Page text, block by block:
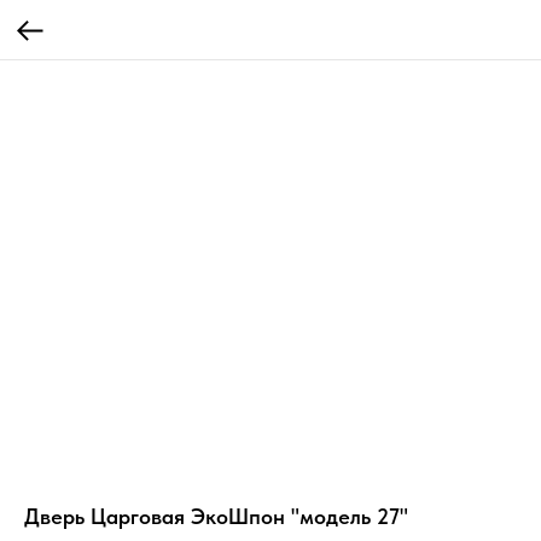
Дверь Царговая ЭкоШпон "модель 27"